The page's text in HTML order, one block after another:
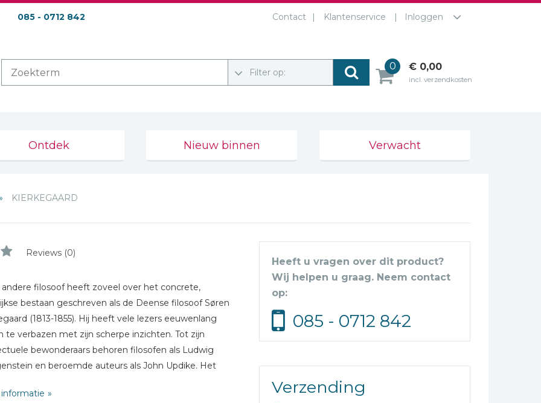
085 - 0712 842 Contact Klantenservice Inloggen
Filter op:
0 € 0,00
incl. verzendkosten
Ontdek Nieuw binnen Verwacht
KIERKEGAARD
Reviews (0)
andere filosoof heeft zoveel over het concrete,
bestaan geschreven als de Deense filosoof Søren
(1813-1855). Hij heeft vele lezers eeuwenlang
te verbazen met zijn scherpe inzichten. Tot zijn
bewonderaars behoren filosofen als Ludwig
en beroemde auteurs als John Updike. Het
worden', een proces dat zich niet voltrekt met
Heeft u vragen over dit product?
Wij helpen u graag. Neem contact
op:
085 - 0712 842
Verzending